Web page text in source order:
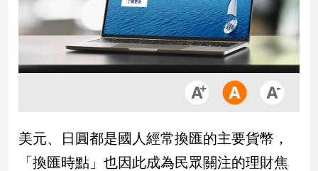
產
品
政
治
美元、日圓都是國人經常換匯的主要貨幣，
「換匯時點」也因此成為民眾關注的理財焦